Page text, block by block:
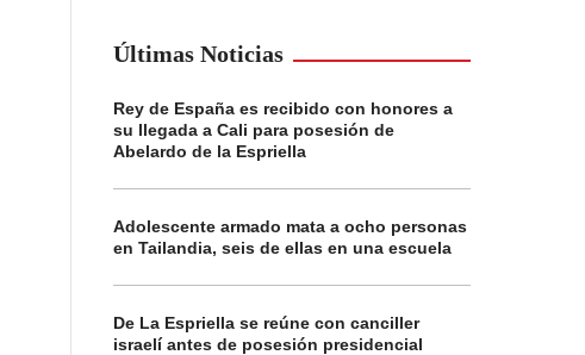
Últimas Noticias
Rey de España es recibido con honores a
su llegada a Cali para posesión de
Abelardo de la Espriella
Adolescente armado mata a ocho personas
en Tailandia, seis de ellas en una escuela
De La Espriella se reúne con canciller
israelí antes de posesión presidencial